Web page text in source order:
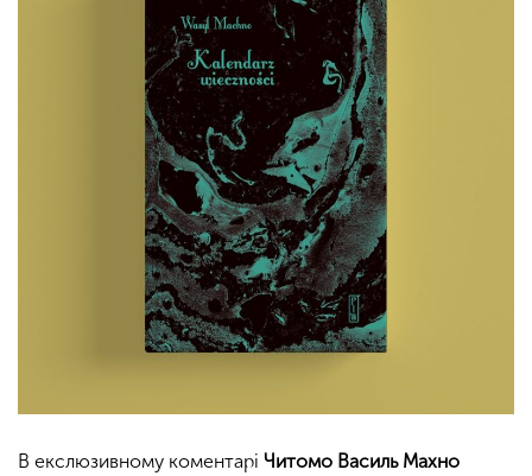
В екслюзивному коментарі Читомо Василь Махно